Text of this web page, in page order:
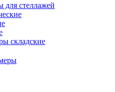
для стеллажей
складские